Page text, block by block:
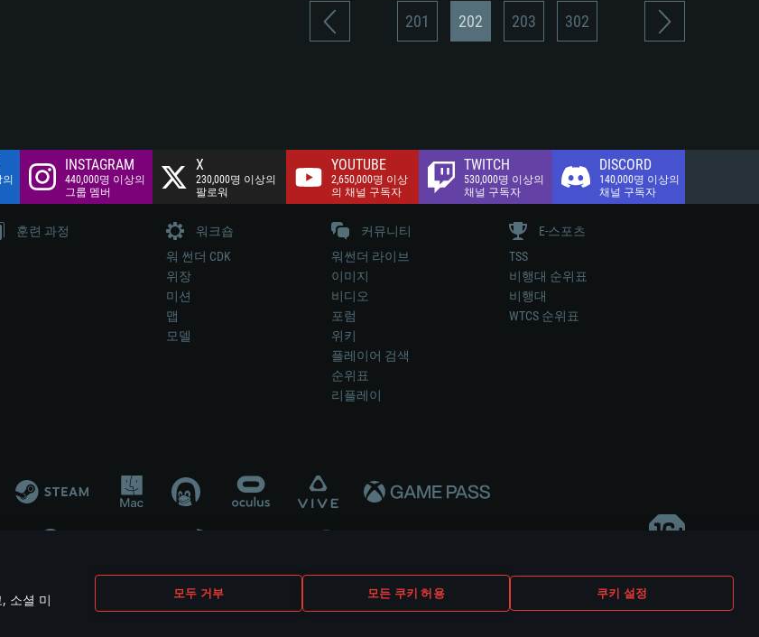
소셜 미
모두 거부 모든 쿠키 허용 쿠키 설정
201 202 203 302
의
INSTAGRAM
440,000명 이상의
그룹 멤버
X
230,000명 이상의
팔로워
YOUTUBE
2,650,000명 이상
의 채널 구독자
TWITCH
530,000명 이상의
채널 구독자
DISCORD
140,000명 이상의
채널 구독자
훈련 과정
워크숍
워 썬더 CDK
위장
미션
맵
모델
커뮤니티
워썬더 라이브
이미지
비디오
포럼
위키
플레이어 검색
순위표
리플레이
E-스포츠
TSS
비행대 순위표
비행대
WTCS 순위표
장비 제조 업체가 게임 개발 후원 또는 홍보에 참여하지 않습니다..
property of their respective owners.